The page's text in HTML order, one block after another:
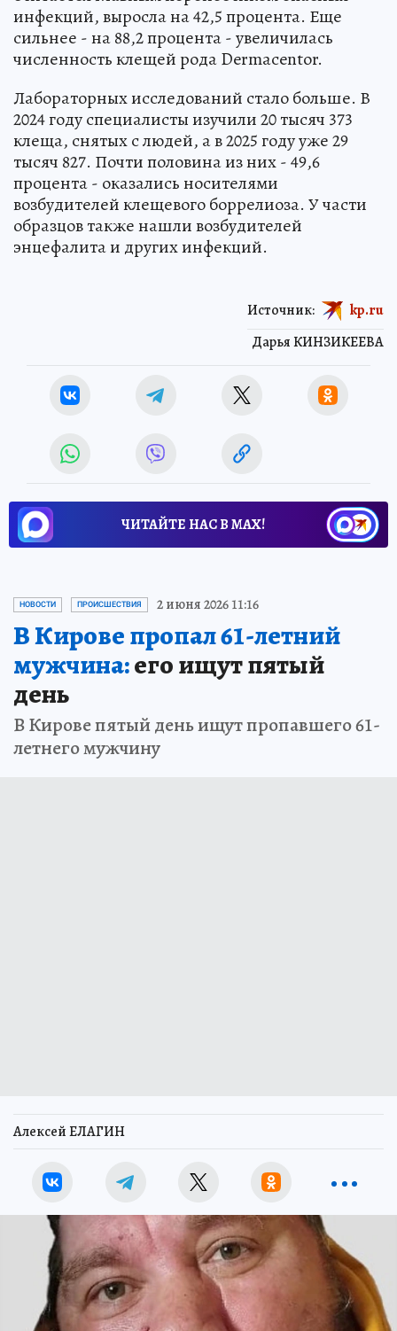
инфекций, выросла на 42,5 процента. Еще
сильнее - на 88,2 процента - увеличилась
численность клещей рода Dermacentor.
Лабораторных исследований стало больше. В
2024 году специалисты изучили 20 тысяч 373
клеща, снятых с людей, а в 2025 году уже 29
тысяч 827. Почти половина из них - 49,6
процента - оказались носителями
возбудителей клещевого боррелиоза. У части
образцов также нашли возбудителей
энцефалита и других инфекций.
Дарья КИНЗИКЕЕВА
Источник: kp.ru
ЧИТАЙТЕ НАС В МАХ!
НОВОСТИ ПРОИСШЕСТВИЯ 2 июня 2026 11:16
В Кирове пропал 61-летний
мужчина:его ищут пятый
день
В Кирове пятый день ищут пропавшего 61-
летнего мужчину
Алексей ЕЛАГИН